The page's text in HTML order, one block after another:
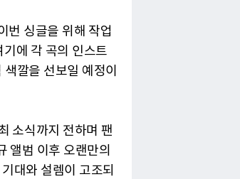
번 싱글을 위해 작업
에 각 곡의 인스트
깔을 선보일 예정이
소식까지 전하며 팬
앨범 이후 오랜만의
대와 설렘이 고조되